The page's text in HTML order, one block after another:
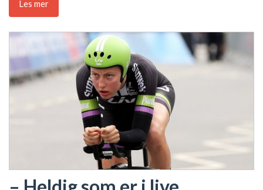
Les mer